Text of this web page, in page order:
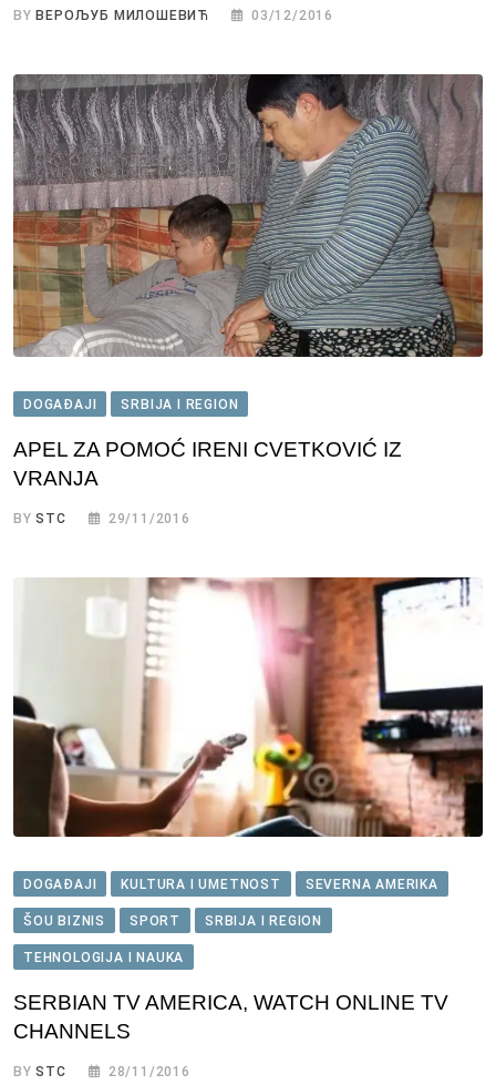
BY ВЕРОЉУБ МИЛОШЕВИЋ 03/12/2016
DOGAĐAJI SRBIJA I REGION
APEL ZA POMOĆ IRENI CVETKOVIĆ IZ
VRANJA
BYSTC 29/11/2016
DOGAĐAJI KULTURA I UMETNOST SEVERNA AMERIKA
ŠOU BIZNIS SPORT SRBIJA I REGION
TEHNOLOGIJA I NAUKA
SERBIAN TV AMERICA, WATCH ONLINE TV
CHANNELS
BYSTC 28/11/2016